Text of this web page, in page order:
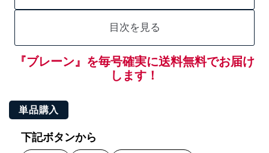
目次を見る
『ブレーン』を毎号確実に送料無料でお届け
します！
単品購入
下記ボタンから